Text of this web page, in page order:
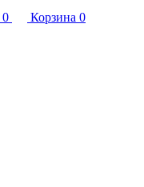
0 Корзина 0